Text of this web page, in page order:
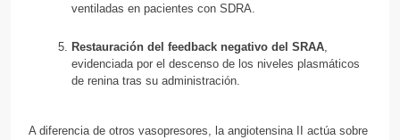
ventiladas en pacientes con SDRA.
Restauración del feedback negativo del SRAA,
evidenciada por el descenso de los niveles plasmáticos
de renina tras su administración.
A diferencia de otros vasopresores, la angiotensina II actúa sobre